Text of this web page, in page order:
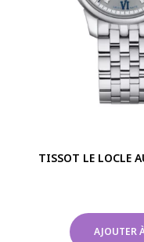
TISSOT LE LOCLE
AJOUTER